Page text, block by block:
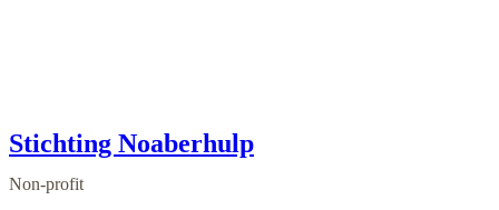
Stichting Noaberhulp
Non-profit